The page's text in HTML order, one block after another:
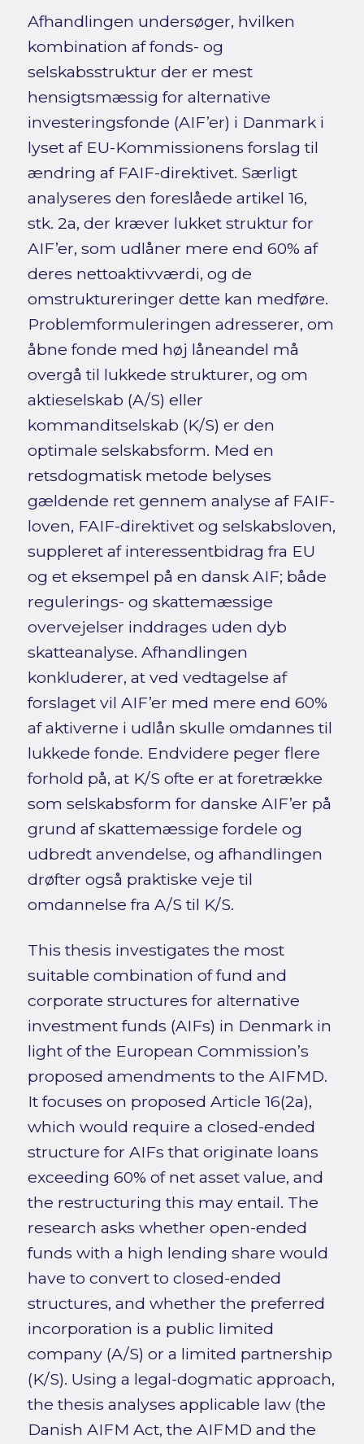
Afhandlingen undersøger, hvilken
kombination af fonds- og
selskabsstruktur der er mest
hensigtsmæssig for alternative
investeringsfonde (AIF’er) i Danmark i
lyset af EU-Kommissionens forslag til
ændring af FAIF-direktivet. Særligt
analyseres den foreslåede artikel 16,
stk. 2a, der kræver lukket struktur for
AIF’er, som udlåner mere end 60% af
deres nettoaktivværdi, og de
omstruktureringer dette kan medføre.
Problemformuleringen adresserer, om
åbne fonde med høj låneandel må
overgå til lukkede strukturer, og om
aktieselskab (A/S) eller
kommanditselskab (K/S) er den
optimale selskabsform. Med en
retsdogmatisk metode belyses
gældende ret gennem analyse af FAIF-
loven, FAIF-direktivet og selskabsloven,
suppleret af interessentbidrag fra EU
og et eksempel på en dansk AIF; både
regulerings- og skattemæssige
overvejelser inddrages uden dyb
skatteanalyse. Afhandlingen
konkluderer, at ved vedtagelse af
forslaget vil AIF’er med mere end 60%
af aktiverne i udlån skulle omdannes til
lukkede fonde. Endvidere peger flere
forhold på, at K/S ofte er at foretrække
som selskabsform for danske AIF’er på
grund af skattemæssige fordele og
udbredt anvendelse, og afhandlingen
drøfter også praktiske veje til
omdannelse fra A/S til K/S.
This thesis investigates the most
suitable combination of fund and
corporate structures for alternative
investment funds (AIFs) in Denmark in
light of the European Commission’s
proposed amendments to the AIFMD.
It focuses on proposed Article 16(2a),
which would require a closed-ended
structure for AIFs that originate loans
exceeding 60% of net asset value, and
the restructuring this may entail. The
research asks whether open-ended
funds with a high lending share would
have to convert to closed-ended
structures, and whether the preferred
incorporation is a public limited
company (A/S) or a limited partnership
(K/S). Using a legal-dogmatic approach,
the thesis analyses applicable law (the
Danish AIFM Act, the AIFMD and the